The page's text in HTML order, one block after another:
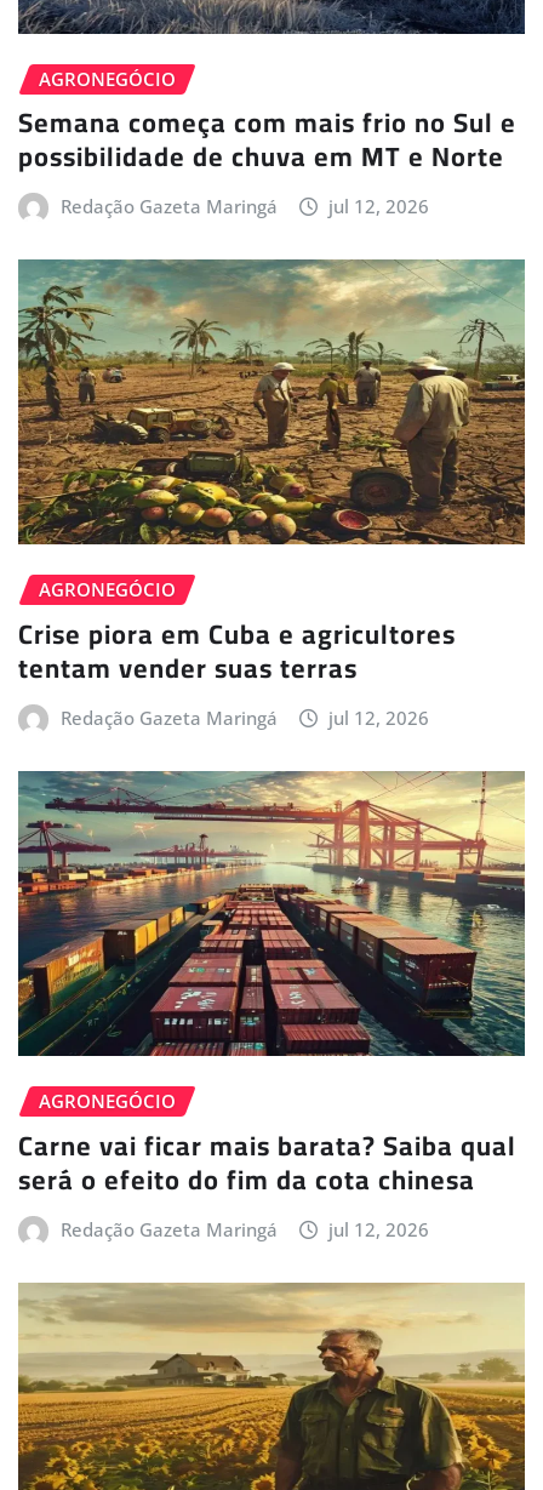
AGRONEGÓCIO
Semana começa com mais frio no Sul e
possibilidade de chuva em MT e Norte
Redação Gazeta Maringá jul 12, 2026
AGRONEGÓCIO
Crise piora em Cuba e agricultores
tentam vender suas terras
Redação Gazeta Maringá jul 12, 2026
AGRONEGÓCIO
Carne vai ficar mais barata? Saiba qual
será o efeito do fim da cota chinesa
Redação Gazeta Maringá jul 12, 2026